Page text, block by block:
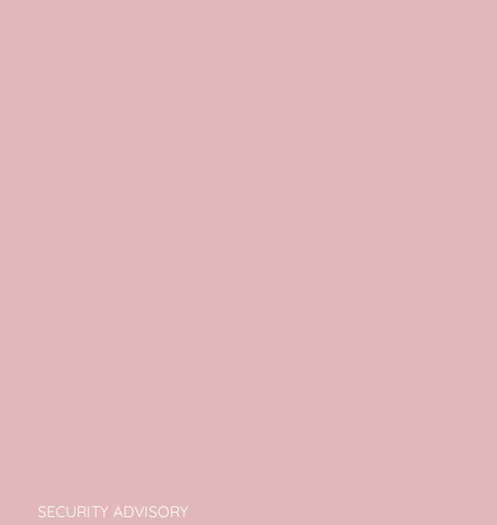
SECURITY ADVISORY